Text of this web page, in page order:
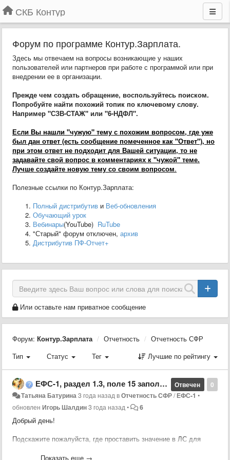
СКБ Контур
Форум по программе Контур.Зарплата.
Здесь мы отвечаем на вопросы возникающие у наших
пользователей или партнеров при работе с программой или при
внедрении ее в организации.
Прежде чем создать обращение, воспользуйтесь поиском.
Попробуйте найти похожий топик по ключевому слову.
Например "СЗВ-СТАЖ" или "6-НДФЛ".
Если Вы нашли "чужую" тему с похожим вопросом, где уже
был дан ответ (есть сообщение помеченное как "Ответ"), но
при этом ответ не подходит для Вашей ситуации, то не
задавайте свой вопрос в комментариях к "чужой" теме.
Лучше создайте новую тему со своим вопросом.
Полезные ссылки по Контур.Зарплата:
Полный дистрибутив и Веб-обновления
Обучающий урок
Вебинары(YouTube) RuTube
"Старый" форум отключен, архив
Дистрибутив ПФ-Отчет+
Или оставьте нам приватное сообщение
Форум: Контур.Зарплата Отчетность
Отчетность СФР
Тип
Статус Тег Лучшие по рейтингу
0
Отвечен
ЕФС-1, раздел 1.3, поле 15 заполнение
Татьяна Батурина3 года назадвОтчетность СФР/ЕФС-1 •
обновлен Игорь Шалдин3 года назад• 6
Добрый день!
Подскажите пожалуйста, где проставить значение в ЛС для
Добавила в КЧ поле "qual_cat" - Квалификационная категория,
Показать еще →